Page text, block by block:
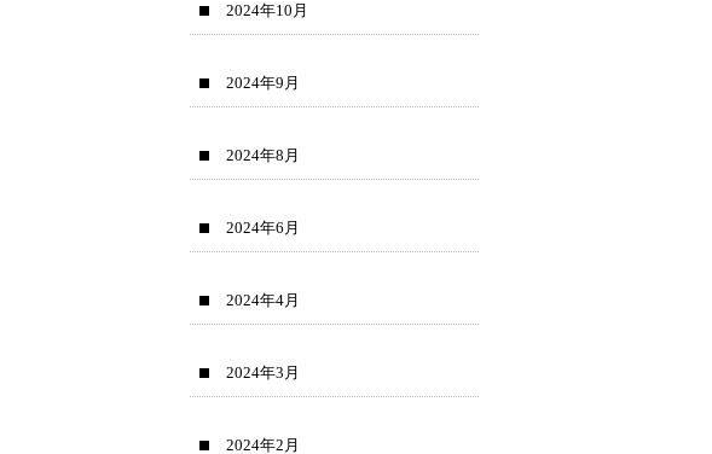
2024年10月
2024年9月
2024年8月
2024年6月
2024年4月
2024年3月
2024年2月